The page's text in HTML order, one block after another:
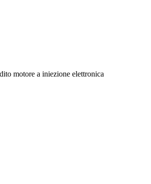
motore a iniezione elettronica